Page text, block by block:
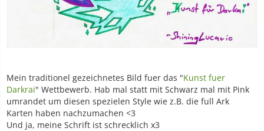
Mein traditionel gezeichnetes Bild fuer das "Kunst fuer
Darkrai" Wettbewerb. Hab mal statt mit Schwarz mal mit Pink
umrandet um diesen spezielen Style wie z.B. die full Ark
Karten haben nachzumachen <3
Und ja, meine Schrift ist schrecklich x3